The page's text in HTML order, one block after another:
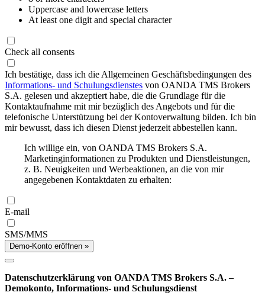
Uppercase and lowercase letters
At least one digit and special character
Check all consents
Ich bestätige, dass ich die Allgemeinen Geschäftsbedingungen des
Informations- und Schulungsdienstes von OANDA TMS Brokers
S.A. gelesen und akzeptiert habe, die die Grundlage für die
Kontaktaufnahme mit mir bezüglich des Angebots und für die
telefonische Unterstützung bei der Kontoverwaltung bilden. Ich bin
mir bewusst, dass ich diesen Dienst jederzeit abbestellen kann.
Ich willige ein, von OANDA TMS Brokers S.A.
Marketinginformationen zu Produkten und Dienstleistungen,
z. B. Neuigkeiten und Werbeaktionen, an die von mir
angegebenen Kontaktdaten zu erhalten:
E-mail
SMS/MMS
Demo-Konto eröffnen »
Datenschutzerklärung von OANDA TMS Brokers S.A. –
Demokonto, Informations- und Schulungsdienst